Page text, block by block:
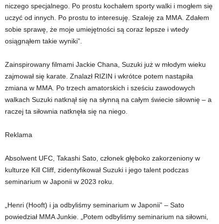
niczego specjalnego. Po prostu kochałem sporty walki i mogłem się
uczyć od innych. Po prostu to interesuję. Szaleję za MMA. Zdałem
sobie sprawę, że moje umiejętności są coraz lepsze i wtedy
osiągnąłem takie wyniki”.
Zainspirowany filmami Jackie Chana, Suzuki już w młodym wieku
zajmował się karate. Znalazł RIZIN i wkrótce potem nastąpiła
zmiana w MMA. Po trzech amatorskich i sześciu zawodowych
walkach Suzuki natknął się na słynną na całym świecie siłownię – a
raczej ta siłownia natknęła się na niego.
Reklama
Absolwent UFC, Takashi Sato, członek głęboko zakorzeniony w
kulturze Kill Cliff, zidentyfikował Suzuki i jego talent podczas
seminarium w Japonii w 2023 roku.
„Henri (Hooft) i ja odbyliśmy seminarium w Japonii” – Sato
powiedział MMA Junkie. „Potem odbyliśmy seminarium na siłowni,